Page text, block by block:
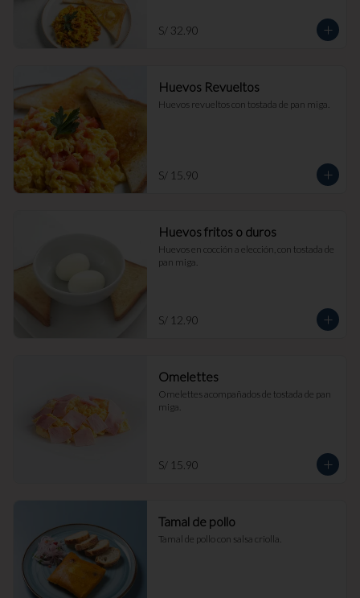
S/ 32.90
Huevos Revueltos
Huevos revueltos con tostada de pan miga.
S/ 15.90
Huevos fritos o duros
Huevos en cocción a elección, con tostada de
pan miga.
S/ 12.90
Omelettes
Omelettes acompañados de tostada de pan
miga.
S/ 15.90
Tamal de pollo
Tamal de pollo con salsa criolla.